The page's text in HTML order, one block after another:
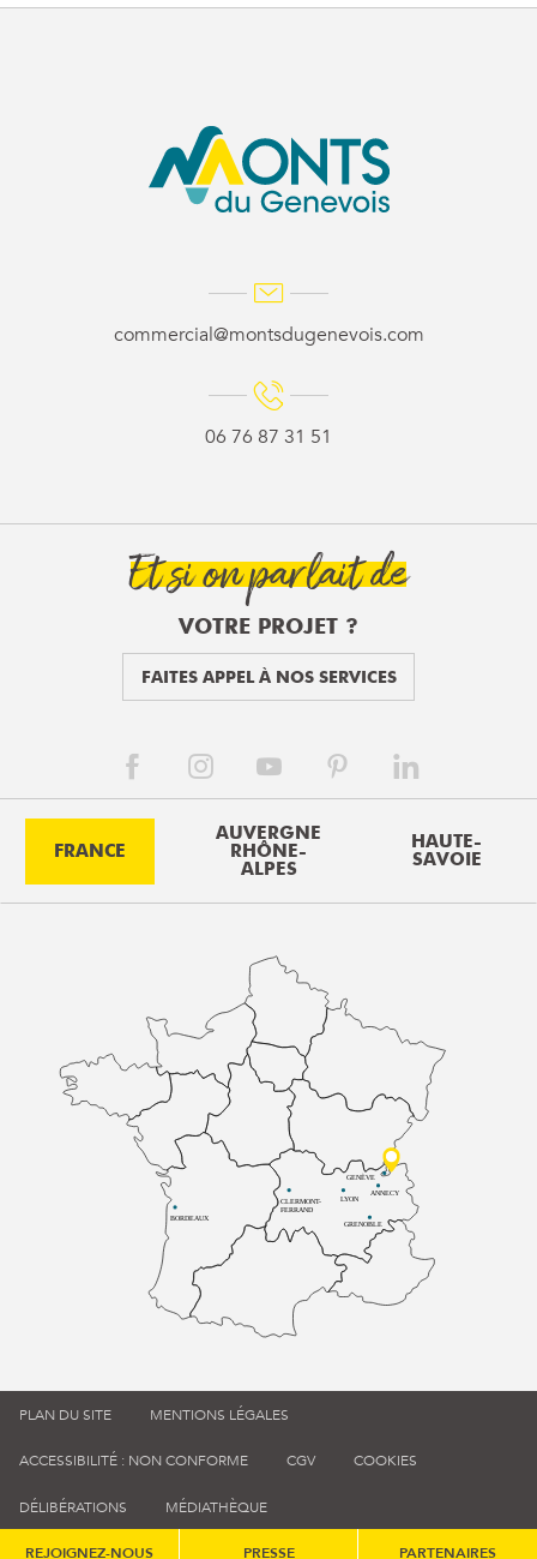
commercial@montsdugenevois.com
06 76 87 31 51
Et si on parlait de
VOTRE PROJET ?
FAITES APPEL À NOS SERVICES
FRANCE
AUVERGNE
RHÔNE-
ALPES
HAUTE-
SAVOIE
BORDEAUX
CLERMONT-
FERRAND
LYON
ANNECY
GRENOBLE
GENÈVE
PLAN DU SITE MENTIONS LÉGALES
ACCESSIBILITÉ : NON CONFORME CGV COOKIES
DÉLIBÉRATIONS MÉDIATHÈQUE
REJOIGNEZ-NOUS PRESSE PARTENAIRES